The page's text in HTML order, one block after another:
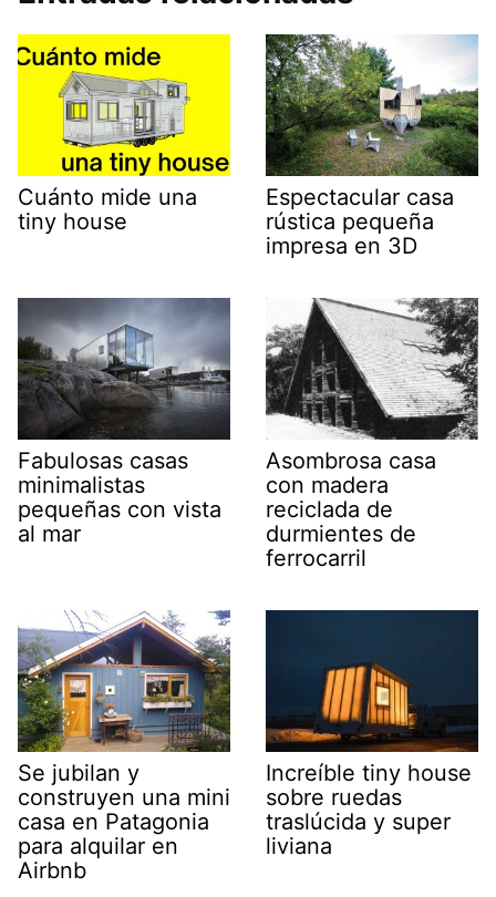
Cuánto mide una
tiny house
Espectacular casa
rústica pequeña
impresa en 3D
Fabulosas casas
minimalistas
pequeñas con vista
al mar
Asombrosa casa
con madera
reciclada de
durmientes de
ferrocarril
Se jubilan y
construyen una mini
casa en Patagonia
para alquilar en
Airbnb
Increíble tiny house
sobre ruedas
traslúcida y super
liviana